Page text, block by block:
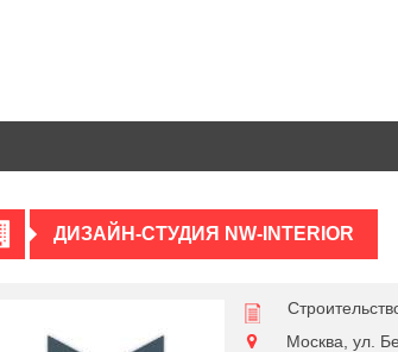
ДИЗАЙН-СТУДИЯ NW-INTERIOR
Москва, ул.